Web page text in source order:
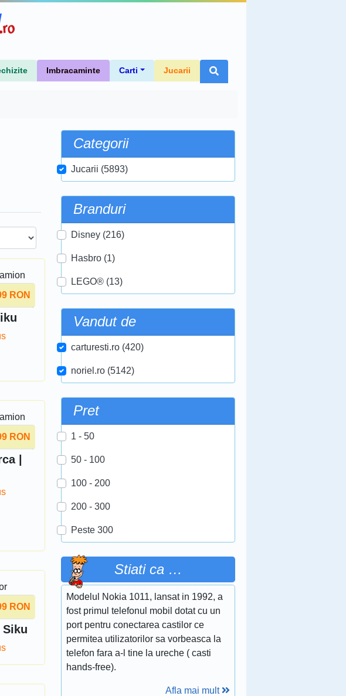
Imbracaminte Carti Jucarii
RON
RON
|
RON
Categorii
Jucarii (5893)
Branduri
Disney (216)
Hasbro (1)
LEGO® (13)
Vandut de
carturesti.ro (420)
noriel.ro (5142)
Pret
1 - 50
50 - 100
100 - 200
200 - 300
Peste 300
Stiati ca …
Modelul Nokia 1011, lansat in 1992, a
fost primul telefonul mobil dotat cu un
port pentru conectarea castilor ce
permitea utilizatorilor sa vorbeasca la
telefon fara a-l tine la ureche ( casti
hands-free).
Afla mai mult